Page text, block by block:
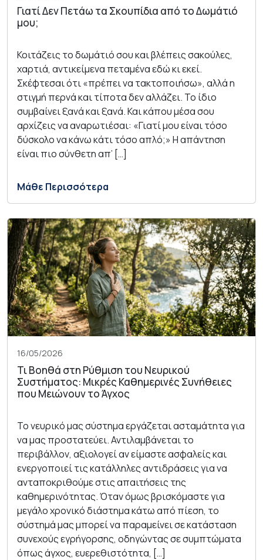
Γιατί Δεν Πετάω τα Σκουπίδια από το Δωμάτιό
μου;
Κοιτάζεις το δωμάτιό σου και βλέπεις σακούλες,
χαρτιά, αντικείμενα πεταμένα εδώ κι εκεί.
Σκέφτεσαι ότι «πρέπει να τακτοποιήσω», αλλά η
στιγμή περνά και τίποτα δεν αλλάζει. Το ίδιο
συμβαίνει ξανά και ξανά. Και κάπου μέσα σου
αρχίζεις να αναρωτιέσαι: «Γιατί μου είναι τόσο
δύσκολο να κάνω κάτι τόσο απλό;» Η απάντηση
είναι πιο σύνθετη απ’ […]
Μάθε Περισσότερα
16/05/2026
Τι Βοηθά στη Ρύθμιση του Νευρικού
Συστήματος: Μικρές Καθημερινές Συνήθειες
που Μειώνουν το Άγχος
Το νευρικό μας σύστημα εργάζεται ασταμάτητα για
να μας προστατεύει. Αντιλαμβάνεται το
περιβάλλον, αξιολογεί αν είμαστε ασφαλείς και
ενεργοποιεί τις κατάλληλες αντιδράσεις για να
ανταποκριθούμε στις απαιτήσεις της
καθημερινότητας. Όταν όμως βρισκόμαστε για
μεγάλο χρονικό διάστημα κάτω από πίεση, το
σύστημά μας μπορεί να παραμείνει σε κατάσταση
συνεχούς εγρήγορσης, οδηγώντας σε συμπτώματα
όπως άγχος, ευερεθιστότητα, […]